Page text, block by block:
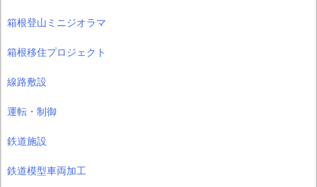
箱根登山ミニジオラマ
箱根移住プロジェクト
線路敷設
運転・制御
鉄道施設
鉄道模型車両加工